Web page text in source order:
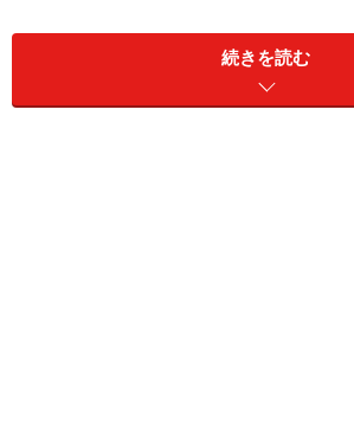
ミラノの市内交通（地下鉄・バ
続きを読む